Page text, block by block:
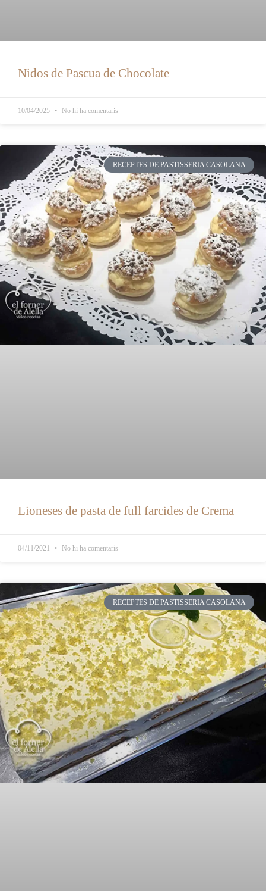
Nidos de Pascua de Chocolate
10/04/2025 No hi ha comentaris
RECEPTES DE PASTISSERIA CASOLANA
Lioneses de pasta de full farcides de Crema
04/11/2021 No hi ha comentaris
RECEPTES DE PASTISSERIA CASOLANA